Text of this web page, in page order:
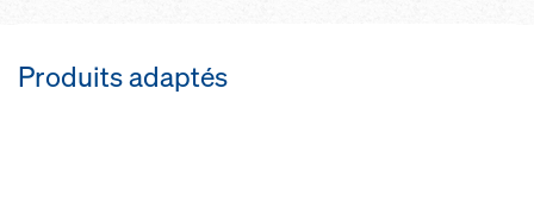
Produits adaptés